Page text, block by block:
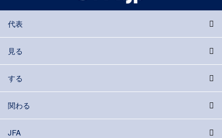
代表
見る
する
関わる
JFA